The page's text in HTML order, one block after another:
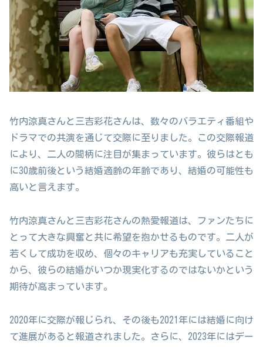
竹内涼真さんと三吉彩花さんは、数々のバラエティ番組や
ドラマでの共演を通じて交際に至りました。この交際報道
により、二人の間柄に注目が集まっています。彼らはとも
に30歳前後という結婚適齢の年齢であり、結婚の可能性も
高いと言えます。
竹内涼真さんと三吉彩花さんの熱愛報道は、ファンたちに
とって大きな興奮と共に希望を抱かせるものです。二人が
若くして成功を収め、個々のキャリアも充実していること
から、彼らの結婚がいつか現実化するのではないかという
期待が高まっています。
2020年に交際が報じられ、その後も2021年には結婚に向け
て進展があると報道されました。さらに、2023年にはデー